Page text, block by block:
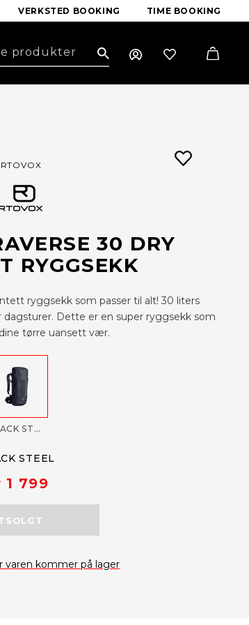
VERKSTED BOOKING TIME BOOKING
Search
30 DRY
RYGGSEKK
ryggsekk som passer til alt! 30 liters
Dette er en super ryggsekk som
tørre uansett vær.
BLACK STEEL
STEEL
1 799
varen kommer på lager